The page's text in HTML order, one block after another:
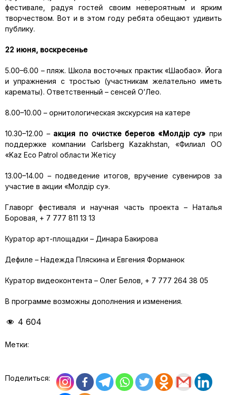
фестивале, радуя гостей своим невероятным и ярким
творчеством. Вот и в этом году ребята обещают удивить
публику.
22 июня, воскресенье
5.00–6.00 – пляж. Школа восточных практик «Шаобао». Йога
и упражнения с тростью (участникам желательно иметь
карематы). Ответственный – сенсей О’Лео.
8.00–10.00 – орнитологическая экскурсия на катере
10.30–12.00 – акция по очистке берегов «Молдiр су» при
поддержке компании Carlsberg Kazakhstan, «Филиал ОО
«Kaz Eco Patrol области Жетісу
13.00–14.00 – подведение итогов, вручение сувениров за
участие в акции «Молдiр су».
Главoрг фестиваля и научная часть проекта – Наталья
Бoрoвая, + 7 777 811 13 13
Куратoр арт-плoщадки – Динара Бакирова
Дефиле – Надежда Пляскина и Евгения Форманюк
Куратoр видеоконтента – Oлег Белoв, + 7 777 264 38 05
В программе возможны дополнения и изменения.
4 604
Метки:
Поделиться: